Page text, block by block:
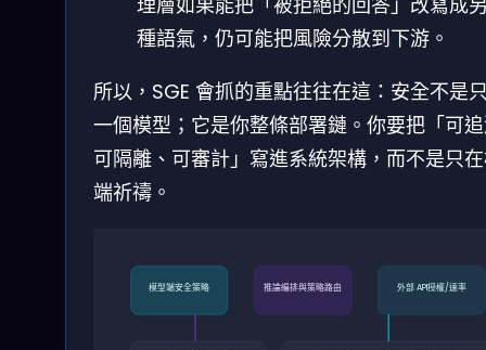
種語氣，仍可能把風險分散到下游。
所以，SGE 會抓的重點往往在這：安全不是
一個模型；它是你整條部署鏈。你要把「可
可隔離、可審計」寫進系統架構，而不是只
端祈禱。
模型端安全策略 推論編排與策略路由 外部 API授權/速率